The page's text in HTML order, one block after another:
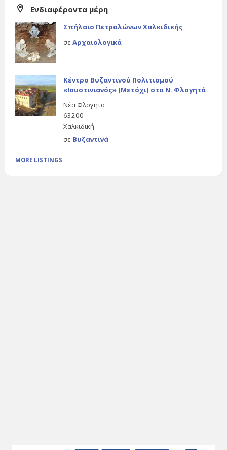
Ενδιαφέροντα μέρη
Σπήλαιο Πετραλώνων Χαλκιδικής
σε Αρχαιολογικά
Κέντρο Βυζαντινού Πολιτισμού
«Ιουστινιανός» (Μετόχι) στα Ν. Φλογητά
Νέα Φλογητά
63200
Χαλκιδική
σε Βυζαντινά
MORE LISTINGS